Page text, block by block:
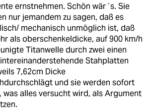
ernstnehmen. Schön wär´s. Sie
nur jemandem zu sagen, daß es
mechanisch unmöglich ist, daß
als oberschenkeldicke, auf 900 km/h
Titanwelle durch zwei einen
Stahplatten
7,62cm Dicke
und sie werden sofort
was alles versucht wird, als Argument